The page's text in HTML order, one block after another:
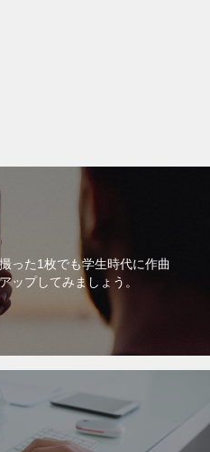
った1枚でも学生時代に作曲
ップしてみましょう。